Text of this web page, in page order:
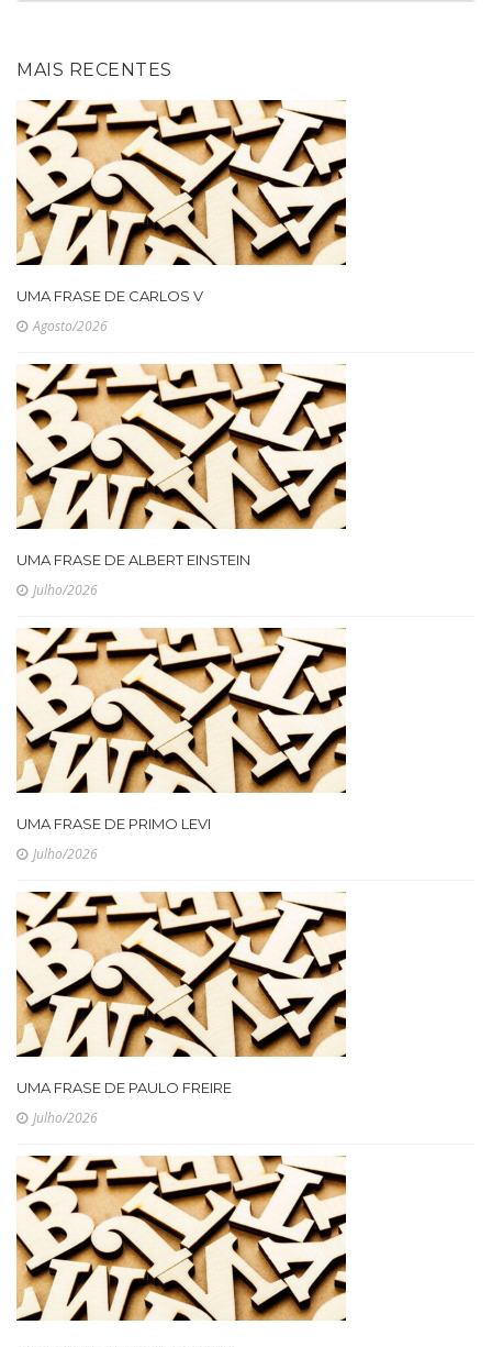
MAIS RECENTES
UMA FRASE DE CARLOS V
Agosto/2026
UMA FRASE DE ALBERT EINSTEIN
Julho/2026
UMA FRASE DE PRIMO LEVI
Julho/2026
UMA FRASE DE PAULO FREIRE
Julho/2026